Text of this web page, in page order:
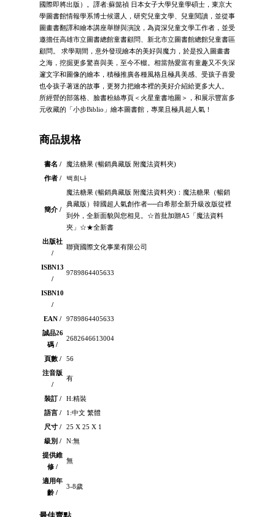
國際即將出版）。譯者:蘇懿禎 日本女子大學兒童學碩士，東京大
學圖書館情報學系博士候選人，研究兒童文學、兒童閱讀，並從事
圖畫書翻譯和繪本講座舉辦與演說，為資深兒童文學工作者，並受
邀擔任高雄市立圖書總館童書顧問、新北市立圖書館總館兒童書區
顧問。 求學期間，意外發現繪本的美好與魔力，於是投入圖畫書
之海，挖掘更多驚喜與美，至今不輟。相當熱愛富有童趣又不失深
邃文字和圖像的繪本，積極推廣各種風格且極具美感、受孩子喜愛
也令孩子著迷的故事，更努力把繪本裡的美好介紹給更多大人。
所經營的部落格、臉書粉絲專頁＜火星童書地圖＞，和展示豐富多
元收藏的「小步Biblio」繪本圖書館，專業且極具超人氣！
商品規格
書名 /
魔法糖果 (暢銷典藏版 附魔法資料夾)
作者 /
백희나
簡介 /
魔法糖果 (暢銷典藏版 附魔法資料夾)：魔法糖果（暢銷
典藏版）韓國超人氣創作者──白希那全新升級改版從裡
到外，全新面貌與您相見。☆首批加贈A5「魔法資料
夾」☆★全新書
出版社
/
聯寶國際文化事業有限公司
ISBN13
/
9789864405633
ISBN10
/
EAN /
9789864405633
誠品26
碼 /
2682646613004
頁數 /
56
注音版
/
有
裝訂 /
H:精裝
語言 /
1:中文 繁體
尺寸 /
25 X 25 X 1
級別 /
N:無
提供維
修 /
無
適用年
齡 /
3-8歲